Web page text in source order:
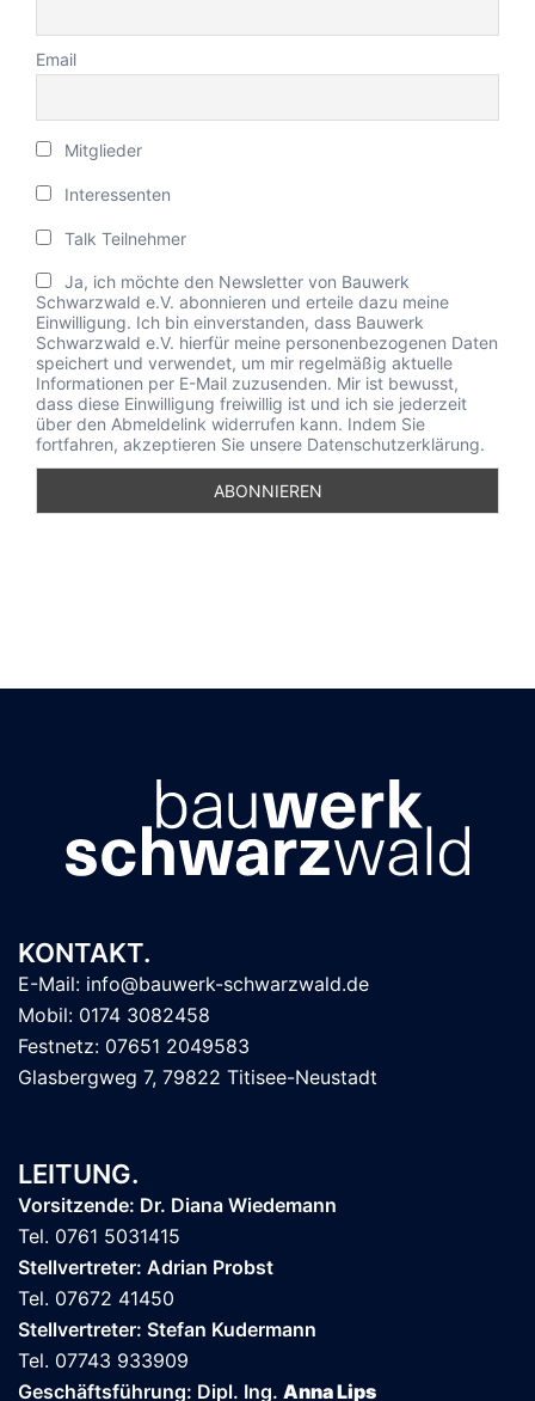
Email
Mitglieder
Interessenten
Talk Teilnehmer
Ja, ich möchte den Newsletter von Bauwerk
Schwarzwald e.V. abonnieren und erteile dazu meine
Einwilligung. Ich bin einverstanden, dass Bauwerk
Schwarzwald e.V. hierfür meine personenbezogenen Daten
speichert und verwendet, um mir regelmäßig aktuelle
Informationen per E-Mail zuzusenden. Mir ist bewusst,
dass diese Einwilligung freiwillig ist und ich sie jederzeit
über den Abmeldelink widerrufen kann. Indem Sie
fortfahren, akzeptieren Sie unsere Datenschutzerklärung.
KONTAKT.
E-Mail: info@bauwerk-schwarzwald.de
Mobil: 0174 3082458
Festnetz: 07651 2049583
Glasbergweg 7, 79822 Titisee-Neustadt
LEITUNG.
Vorsitzende: Dr. Diana Wiedemann
Tel. 0761 5031415
Stellvertreter: Adrian Probst
Tel. 07672 41450
Stellvertreter: Stefan Kudermann
Tel. 07743 933909
Geschäftsführung: Dipl. Ing. Anna Lips